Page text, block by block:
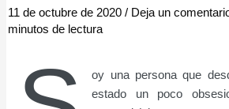
11 de octubre de 2020/ Deja un
minutos de lectura
oy una persona que
estado un poco